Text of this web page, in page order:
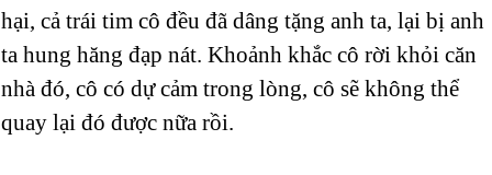
hại, cả trái tim cô đều đã dâng tặng anh ta, lại bị anh
ta hung hăng đạp nát. Khoảnh khắc cô rời khỏi căn
nhà đó, cô có dự cảm trong lòng, cô sẽ không thể
quay lại đó được nữa rồi.